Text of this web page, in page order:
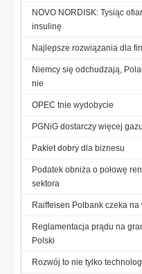
NOVO NORDISK: Tysiąc
insulinę
Najlepsze rozwiązania dla
Niemcy się odchudzają,
nie
OPEC tnie wydobycie
PGNiG dostarczy więcej gazu
Pakiet dobry dla biznesu
Podatek obniża o połowę
sektora
Raiffeisen Polbank czeka na
Reglamentacja prądu na
Polski
Rozwój to nie tylko